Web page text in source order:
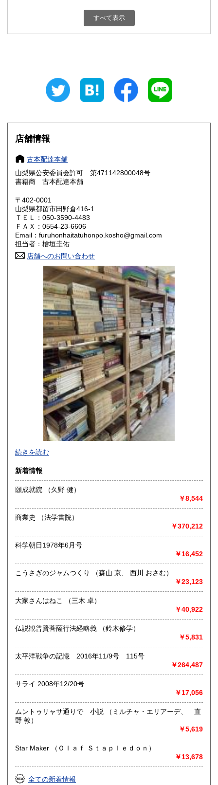
800円 富山県
800円 三重県
大阪府
奈良県
鳥取県 800円 島根県
岡山県
山口県 800円
香川県 800円 愛媛県
高知県 800円
800円 長崎県
800円 大分県
800円 鹿児島県
1,500円
すべて表示
店舗情報
古本配達本舗
山梨県公安委員会許可 第471142800048号
書籍商 古本配達本舗
〒402-0001
山梨県都留市田野倉416-1
ＴＥＬ：050-3590-4483
ＦＡＸ：0554-23-6606
Email：furuhonhaitatuhonpo.kosho@gmail.com
担当者：檜垣圭佑
店舗へのお問い合わせ
-
沿線名：-
最寄駅：-
営業時間：-
定休日：-
書籍の買取について
取り扱い分野
総記、哲学宗教、歴史、社会科学、自然科学、美術工芸、国
語国文、外国文学、古典籍、近代文献、趣味、外国書、サブ
カルチャー、古書一般（その他）
続きを読む
新着情報
願成就院 （久野 健）
￥8,544
商業史 （法学書院）
￥370,212
科学朝日1978年6月号
￥16,452
こうさぎのジャムつくり （森山 京、 西川 おさむ）
￥23,123
大家さんはねこ （三木 卓）
￥40,922
仏説観普賢菩薩行法経略義 （鈴木修学）
￥5,831
太平洋戦争の記憶 2016年11/9号 115号
￥264,487
サライ 2008年12/20号
￥17,056
ムントゥリャサ通りで 小説 （ミルチャ・エリアーデ、 直
野 敦）
￥5,619
Star Maker （Ｏｌａｆ Ｓｔａｐｌｅｄｏｎ）
￥13,678
全ての新着情報